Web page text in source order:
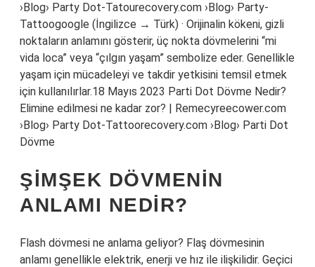
›Blog› Party Dot-Tatourecovery.com ›Blog› Party-
Tattoogoogle (İngilizce → Türk) · Orijinalin kökeni, gizli
noktaların anlamını gösterir, üç nokta dövmelerini “mi
vida loca” veya “çılgın yaşam” sembolize eder. Genellikle
yaşam için mücadeleyi ve takdir yetkisini temsil etmek
için kullanılırlar.18 Mayıs 2023 Parti Dot Dövme Nedir?
Elimine edilmesi ne kadar zor? | Remecyreecower.com
›Blog› Party Dot-Tattoorecovery.com ›Blog› Parti Dot
Dövme
ŞIMŞEK DÖVMENIN
ANLAMI NEDIR?
Flash dövmesi ne anlama geliyor? Flaş dövmesinin
anlamı genellikle elektrik, enerji ve hız ile ilişkilidir. Geçici